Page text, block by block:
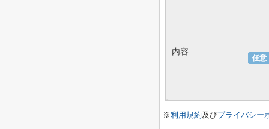
任意
内容
※利用規約及びプライバシー